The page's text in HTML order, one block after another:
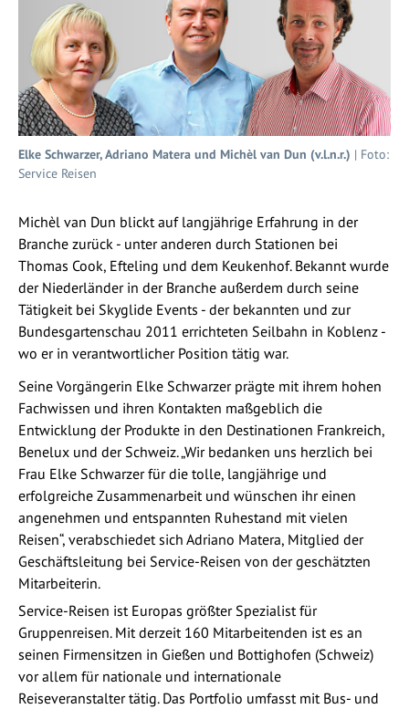
Elke Schwarzer, Adriano Matera und Michèl van Dun (v.l.n.r.) | Foto:
Service Reisen
Michèl van Dun blickt auf langjährige Erfahrung in der
Branche zurück - unter anderen durch Stationen bei
Thomas Cook, Efteling und dem Keukenhof. Bekannt wurde
der Niederländer in der Branche außerdem durch seine
Tätigkeit bei Skyglide Events - der bekannten und zur
Bundesgartenschau 2011 errichteten Seilbahn in Koblenz -
wo er in verantwortlicher Position tätig war.
Seine Vorgängerin Elke Schwarzer prägte mit ihrem hohen
Fachwissen und ihren Kontakten maßgeblich die
Entwicklung der Produkte in den Destinationen Frankreich,
Benelux und der Schweiz. „Wir bedanken uns herzlich bei
Frau Elke Schwarzer für die tolle, langjährige und
erfolgreiche Zusammenarbeit und wünschen ihr einen
angenehmen und entspannten Ruhestand mit vielen
Reisen“, verabschiedet sich Adriano Matera, Mitglied der
Geschäftsleitung bei Service-Reisen von der geschätzten
Mitarbeiterin.
Service-Reisen ist Europas größter Spezialist für
Gruppenreisen. Mit derzeit 160 Mitarbeitenden ist es an
seinen Firmensitzen in Gießen und Bottighofen (Schweiz)
vor allem für nationale und internationale
Reiseveranstalter tätig. Das Portfolio umfasst mit Bus- und